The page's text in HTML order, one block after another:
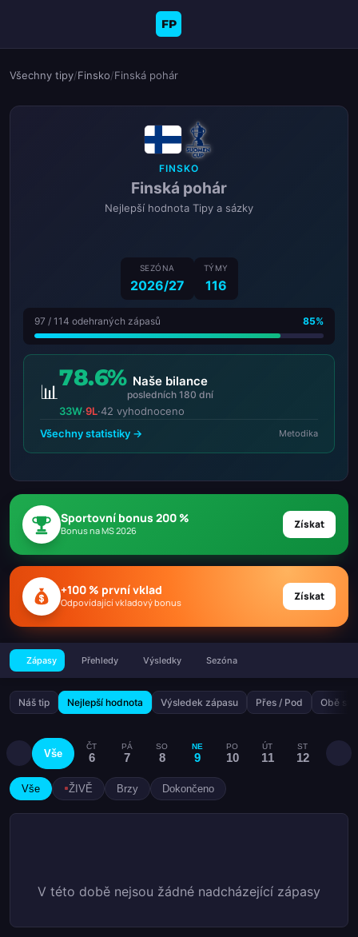
FP
Všechny tipy/Finsko/Finská pohár
FINSKO
Finská pohár
Nejlepší hodnota Tipy a sázky
SEZÓNA
2026/27
TÝMY
116
97 / 114 odehraných zápasů 85%
📊
78.6% Naše bilance
posledních 180 dní
33W·9L·42 vyhodnoceno
Všechny statistiky →
Metodika
Sportovní bonus 200 %
Bonus na MS 2026 Získat
+100 % první vklad
Odpovídající vkladový bonus Získat
Zápasy Přehledy Výsledky Sezóna
Náš tip Nejlepší hodnota Výsledek zápasu Přes / Pod Obě
Vše
ČT
6
PÁ
7
SO
8
NE
9
PO
10
ÚT
11
ST
12
Vše ŽIVĚ Brzy Dokončeno
V této době nejsou žádné nadcházející zápasy